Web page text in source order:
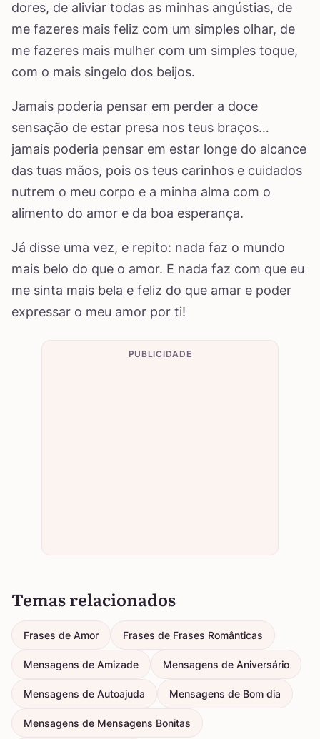
dores, de aliviar todas as minhas angústias, de
me fazeres mais feliz com um simples olhar, de
me fazeres mais mulher com um simples toque,
com o mais singelo dos beijos.
Jamais poderia pensar em perder a doce
sensação de estar presa nos teus braços…
jamais poderia pensar em estar longe do alcance
das tuas mãos, pois os teus carinhos e cuidados
nutrem o meu corpo e a minha alma com o
alimento do amor e da boa esperança.
Já disse uma vez, e repito: nada faz o mundo
mais belo do que o amor. E nada faz com que eu
me sinta mais bela e feliz do que amar e poder
expressar o meu amor por ti!
PUBLICIDADE
Temas relacionados
Frases de Amor Frases de Frases Românticas
Mensagens de Amizade Mensagens de Aniversário
Mensagens de Autoajuda Mensagens de Bom dia
Mensagens de Mensagens Bonitas